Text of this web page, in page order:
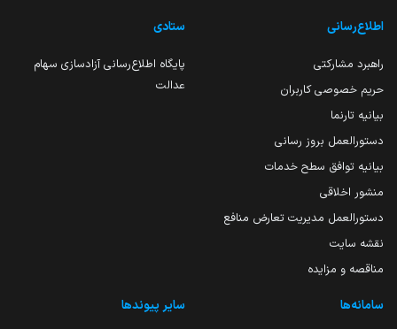
اطلاع‌رسانی
راهبرد مشارکتی
حریم خصوصی کاربران
بیانیه تارنما
دستورالعمل بروز رسانی
بیانیه توافق سطح خدمات
منشور اخلاقی
دستورالعمل مدیریت تعارض منافع
نقشه سایت
مناقصه و مزایده
ستادی
پایگاه اطلاع‌رسانی آزادسازی سهام
عدالت
سامانه‌ها سایر پیوندها